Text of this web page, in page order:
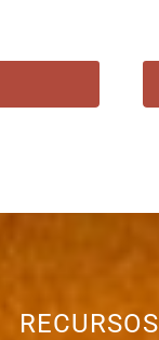
RECURSOS